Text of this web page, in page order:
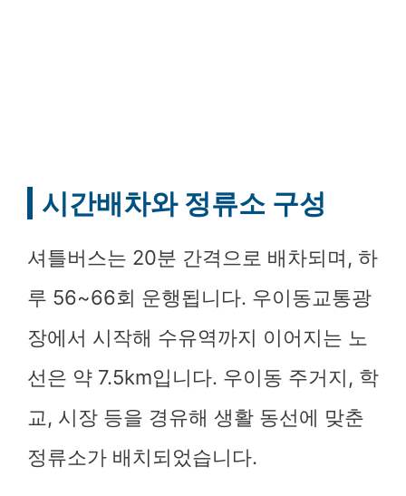
시간배차와 정류소 구성
셔틀버스는 20분 간격으로 배차되며, 하
루 56~66회 운행됩니다. 우이동교통광
장에서 시작해 수유역까지 이어지는 노
선은 약 7.5km입니다. 우이동 주거지, 학
교, 시장 등을 경유해 생활 동선에 맞춘
정류소가 배치되었습니다.